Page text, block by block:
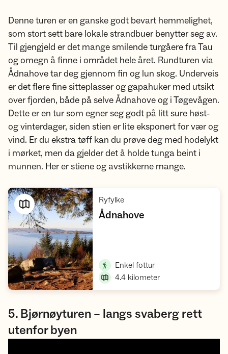
Denne turen er en ganske godt bevart hemmelighet,
som stort sett bare lokale strandbuer benytter seg av.
Til gjengjeld er det mange smilende turgåere fra Tau
og omegn å finne i området hele året. Rundturen via
Ådnahove tar deg gjennom fin og lun skog. Underveis
er det flere fine sitteplasser og gapahuker med utsikt
over fjorden, både på selve Ådnahove og i Tøgevågen.
Dette er en tur som egner seg godt på litt sure høst-
og vinterdager, siden stien er lite eksponert for vær og
vind. Er du ekstra tøff kan du prøve deg med hodelykt
i mørket, men da gjelder det å holde tunga beint i
munnen. Her er stiene og avstikkerne mange.
Ryfylke,
Ådnahove
Enkel fottur,
4.4 kilometer
5. Bjørnøyturen – langs svaberg rett
utenfor byen